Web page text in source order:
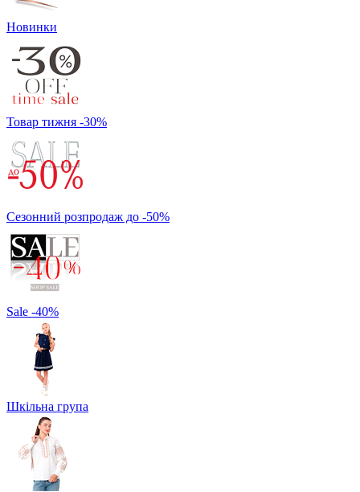
Новинки
Товар тижня -30%
Сезонний розпродаж до -50%
Sale -40%
Шкільна група